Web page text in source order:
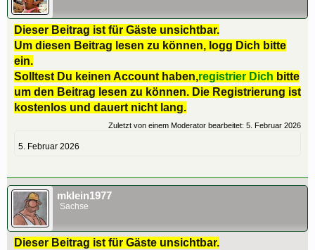
Dieser Beitrag ist für Gäste unsichtbar.
Um diesen Beitrag lesen zu können, logg Dich bitte
ein.
Solltest Du keinen Account haben,registrier Dich bitte
um den Beitrag lesen zu können. Die Registrierung ist
kostenlos und dauert nicht lang.
Zuletzt von einem Moderator bearbeitet: 5. Februar 2026
5. Februar 2026
mklein1977
Sachse
Dieser Beitrag ist für Gäste unsichtbar.